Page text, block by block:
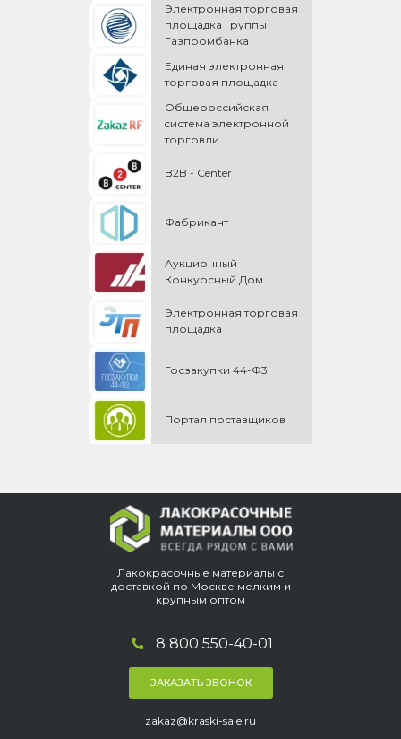
Электронная торговая
площадка Группы
Газпромбанка
Единая электронная
торговая площадка
Общероссийская
cистема электронной
торговли
B2B - Center
Фабрикант
Аукционный
Конкурсный Дом
Электронная торговая
площадка
Госзакупки 44-Ф3
Портал поставщиков
Лакокрасочные материалы с
доставкой по Москве мелким и
крупным оптом
8 800 550-40-01
ЗАКАЗАТЬ ЗВОНОК
zakaz@kraski-sale.ru